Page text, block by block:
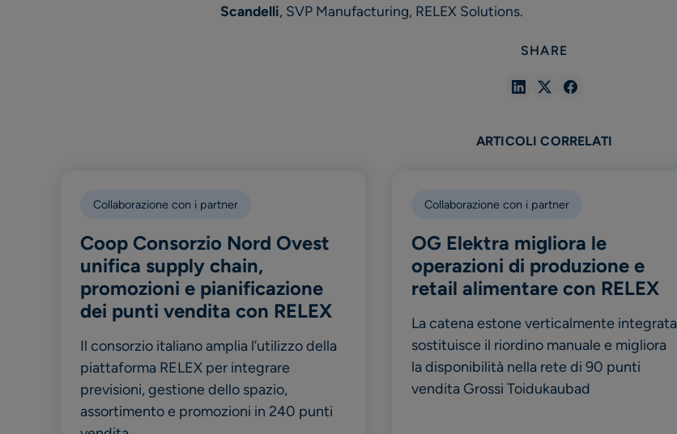
Scandelli, SVP Manufacturing, RELEX Solutions.
SHARE
ShareShareShare
ARTICOLI CORRELATI
Collaborazione con i partner
Coop Consorzio Nord Ovest
unifica supply chain,
promozioni e pianificazione
dei punti vendita con RELEX
Il consorzio italiano amplia l’utilizzo della
piattaforma RELEX per integrare
previsioni, gestione dello spazio,
assortimento e promozioni in 240 punti
Collaborazione con i partner
OG Elektra migliora le
operazioni di produzione e
retail alimentare con RELEX
La catena estone verticalmente integrata
sostituisce il riordino manuale e migliora
la disponibilità nella rete di 90 punti
vendita Grossi Toidukaubad